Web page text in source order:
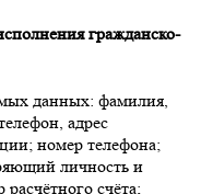
гражданско-
данных: фамилия,
адрес
номер телефона;
личность и
счёта;